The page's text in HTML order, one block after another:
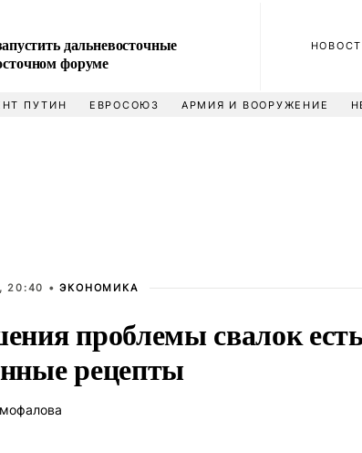
дальневосточные
форуме
ПУТИН ЕВРОСОЮЗ АРМИЯ И ВООРУЖЕНИЕ
20:40 •ЭКОНОМИКА
проблемы свалок
рецепты